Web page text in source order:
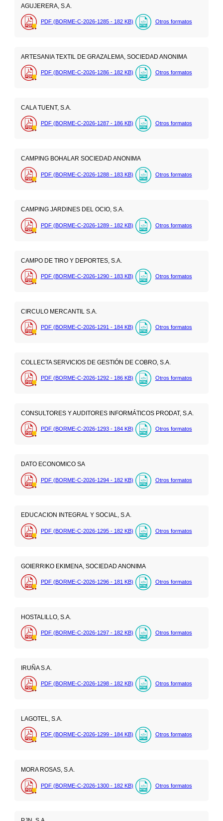
AGUJERERA, S.A.
PDF (BORME-C-2026-1285 - 182 KB) Otros formatos
ARTESANIA TEXTIL DE GRAZALEMA, SOCIEDAD ANONIMA
PDF (BORME-C-2026-1286 - 182 KB) Otros formatos
CALA TUENT, S.A.
PDF (BORME-C-2026-1287 - 186 KB) Otros formatos
CAMPING BOHALAR SOCIEDAD ANONIMA
PDF (BORME-C-2026-1288 - 183 KB) Otros formatos
CAMPING JARDINES DEL OCIO, S.A.
PDF (BORME-C-2026-1289 - 182 KB) Otros formatos
CAMPO DE TIRO Y DEPORTES, S.A.
PDF (BORME-C-2026-1290 - 183 KB) Otros formatos
CIRCULO MERCANTIL S.A.
PDF (BORME-C-2026-1291 - 184 KB) Otros formatos
COLLECTA SERVICIOS DE GESTIÓN DE COBRO, S.A.
PDF (BORME-C-2026-1292 - 186 KB) Otros formatos
CONSULTORES Y AUDITORES INFORMÁTICOS PRODAT, S.A.
PDF (BORME-C-2026-1293 - 184 KB) Otros formatos
DATO ECONOMICO SA
PDF (BORME-C-2026-1294 - 182 KB) Otros formatos
EDUCACION INTEGRAL Y SOCIAL, S.A.
PDF (BORME-C-2026-1295 - 182 KB) Otros formatos
GOIERRIKO EKIMENA, SOCIEDAD ANONIMA
PDF (BORME-C-2026-1296 - 181 KB) Otros formatos
HOSTALILLO, S.A.
PDF (BORME-C-2026-1297 - 182 KB) Otros formatos
IRUÑA S.A.
PDF (BORME-C-2026-1298 - 182 KB) Otros formatos
LAGOTEL, S.A.
PDF (BORME-C-2026-1299 - 184 KB) Otros formatos
MORA ROSAS, S.A.
PDF (BORME-C-2026-1300 - 182 KB) Otros formatos